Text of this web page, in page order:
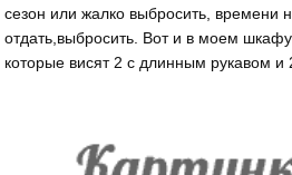
сезон или жалко выбросить, времени
отдать,выбросить. Вот и в моем шкафу
которые висят 2 с длинным рукавом и